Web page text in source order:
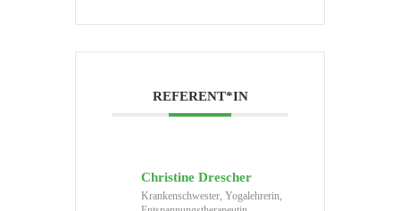
REFERENT*IN
Christine Drescher
Krankenschwester, Yogalehrerin,